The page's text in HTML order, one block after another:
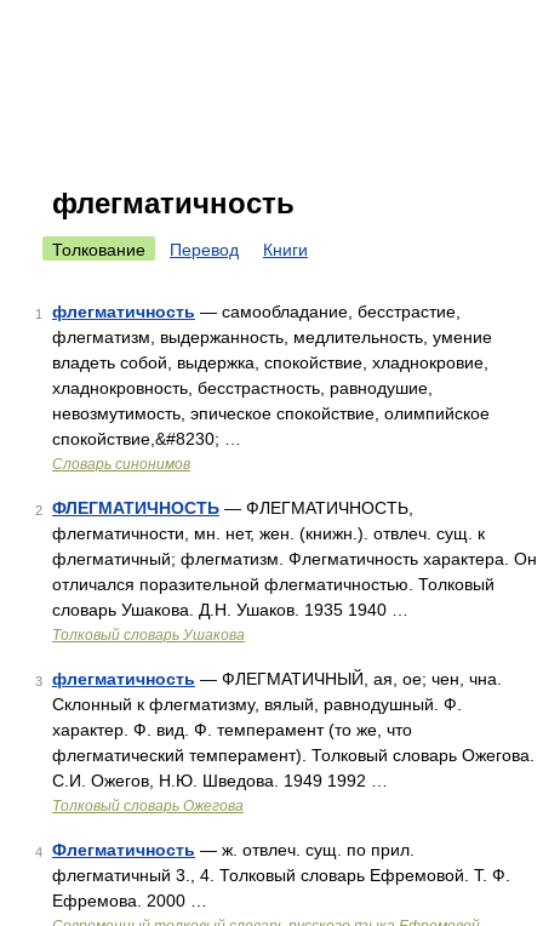
флегматичность
Толкование Перевод Книги
1 флегматичность — самообладание, бесстрастие,
флегматизм, выдержанность, медлительность, умение
владеть собой, выдержка, спокойствие, хладнокровие,
хладнокровность, бесстрастность, равнодушие,
невозмутимость, эпическое спокойствие, олимпийское
спокойствие,&#8230; …
Словарь синонимов
2 ФЛЕГМАТИЧНОСТЬ — ФЛЕГМАТИЧНОСТЬ,
флегматичности, мн. нет, жен. (книжн.). отвлеч. сущ. к
флегматичный; флегматизм. Флегматичность характера. Он
отличался поразительной флегматичностью. Толковый
словарь Ушакова. Д.Н. Ушаков. 1935 1940 …
Толковый словарь Ушакова
3 флегматичность — ФЛЕГМАТИЧНЫЙ, ая, ое; чен, чна.
Склонный к флегматизму, вялый, равнодушный. Ф.
характер. Ф. вид. Ф. темперамент (то же, что
флегматический темперамент). Толковый словарь Ожегова.
С.И. Ожегов, Н.Ю. Шведова. 1949 1992 …
Толковый словарь Ожегова
4 Флегматичность — ж. отвлеч. сущ. по прил.
флегматичный 3., 4. Толковый словарь Ефремовой. Т. Ф.
Ефремова. 2000 …